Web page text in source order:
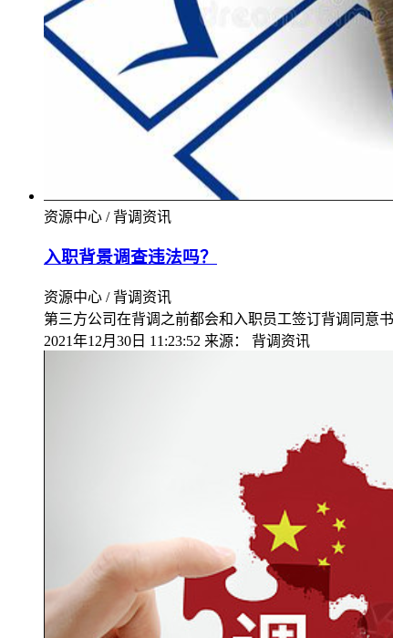
资源中心 / 背调资讯
入职背景调查违法吗？
资源中心 / 背调资讯
第三方公司在背调之前都会和入职员工签订背调同意
2021年12月30日 11:23:52 来源： 背调资讯